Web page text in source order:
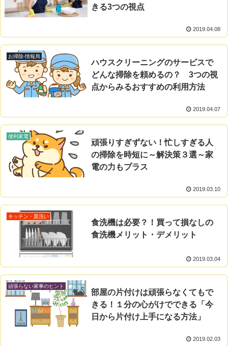
きる3つの視点
2019.04.08
お掃除-情報局
ハウスクリーニングのサービスで
どんな掃除を頼めるの？ 3つの視
点からみるおすすめの利用方法
2019.04.07
便利家電
頑張りすぎずない！忙しすぎる人
の掃除を時短に～解決策３選～家
電の力もプラス
2019.03.10
キッチン・皿洗い
食洗機は必要？！買って損なしの
食洗機メリット・デメリット
2019.03.04
頑張らない家事のヒント
部屋の片付けは頑張らなくてもで
きる！１分の心がけでできる「今
日から片付け上手になる方法」
2019.02.03